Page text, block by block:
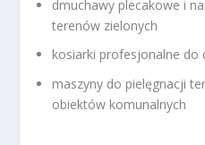
dmuchawy plecakowe i
terenów zielonych
kosiarki profesjonalne do
maszyny do pielęgnacji
obiektów komunalnych